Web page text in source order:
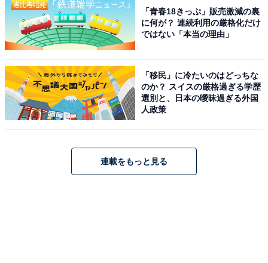
「青春18きっぷ」販売激減の裏
に何が？ 連続利用の厳格化だけ
ではない「本当の理由」
「移民」に冷たいのはどっちな
のか？ スイスの厳格過ぎる学歴
選別と、日本の曖昧過ぎる外国
人政策
連載をもっと見る